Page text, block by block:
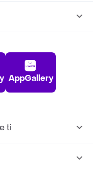
AppGallery
ti